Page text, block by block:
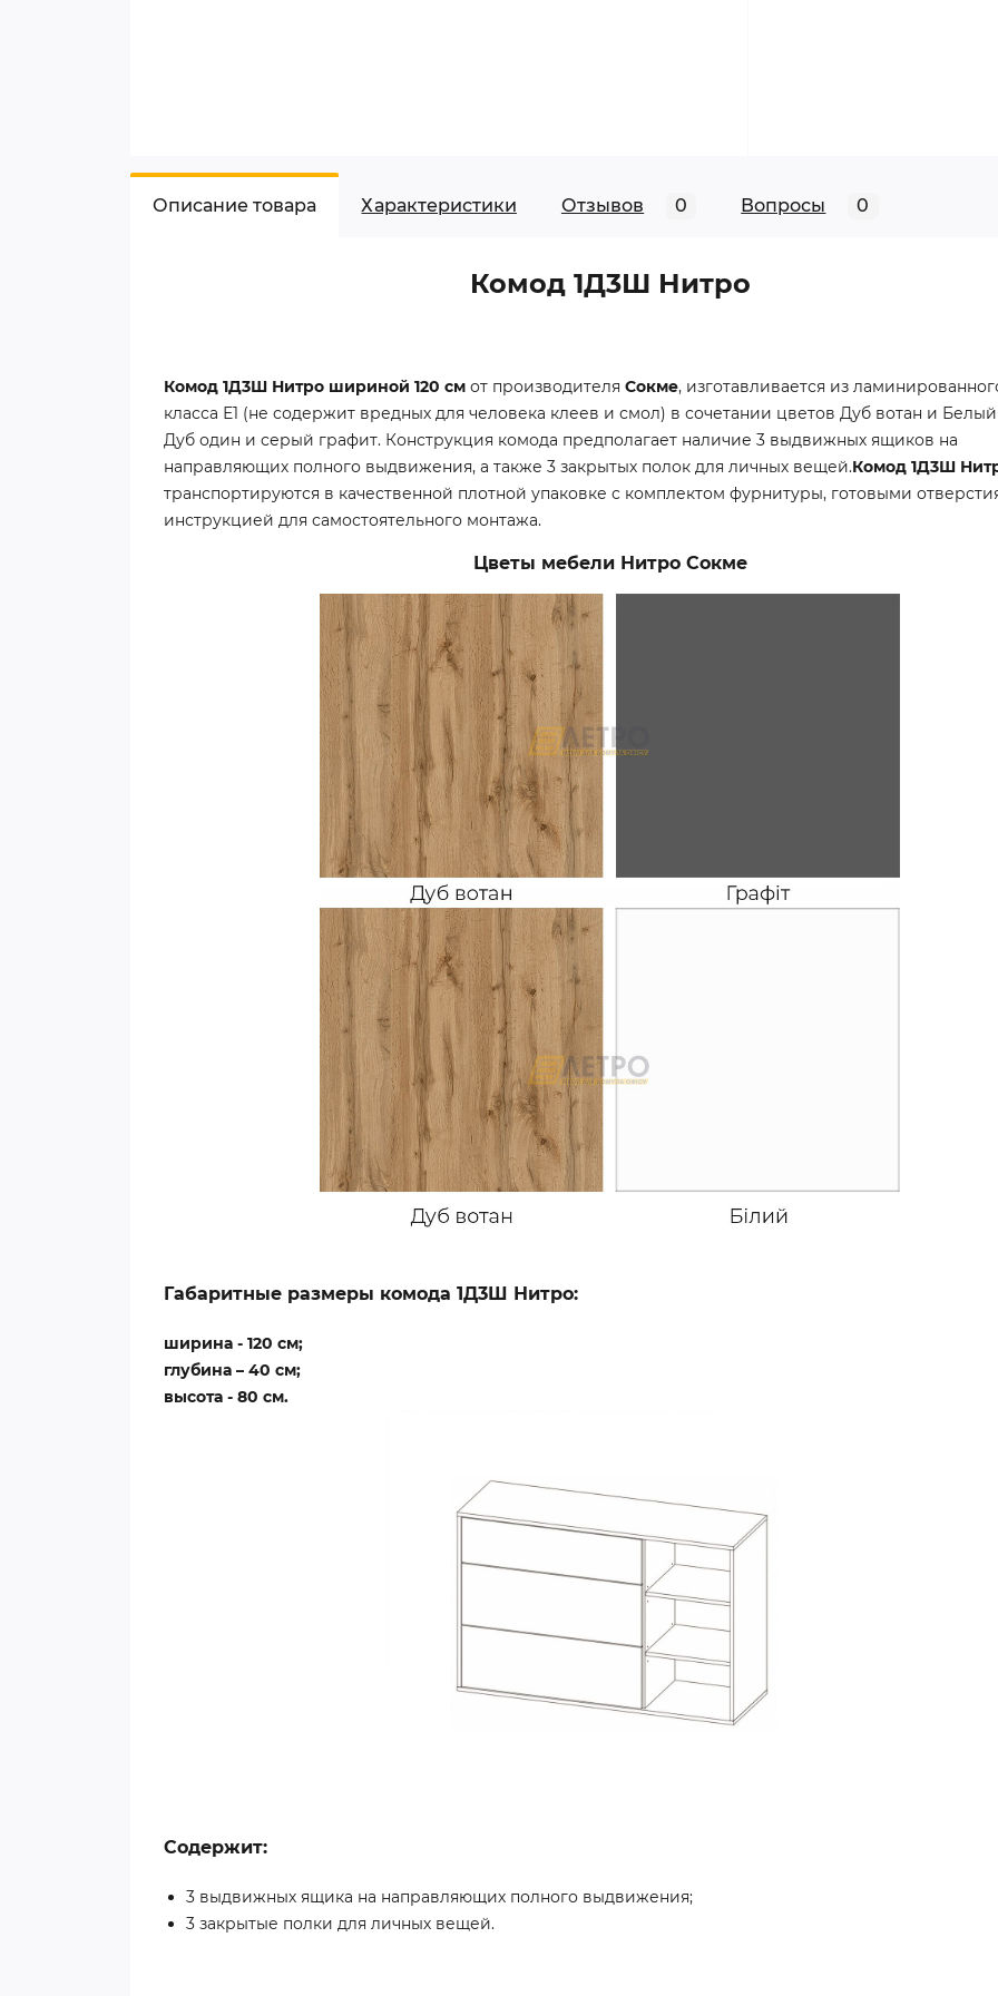
Описание товара Характеристики Отзывов 0 Вопросы 0
Комод 1Д3Ш Нитро
Комод 1Д3Ш Нитро шириной 120 см от производителя Сокме, изготавливается из
класса Е1 (не содержит вредных для человека клеев и смол) в сочетании цветов Дуб вотан и
Дуб один и серый графит. Конструкция комода предполагает наличие 3 выдвижных ящиков на
направляющих полного выдвижения, а также 3 закрытых полок для личных вещей.Комод 1Д3Ш
транспортируются в качественной плотной упаковке с комплектом фурнитуры, готовыми
инструкцией для самостоятельного монтажа.
Цветы мебели Нитро Сокме
Габаритные размеры комода 1Д3Ш Нитро:
ширина - 120 см;
глубина – 40 см;
высота - 80 см.
Содержит:
3 выдвижных ящика на направляющих полного выдвижения;
3 закрытые полки для личных вещей.